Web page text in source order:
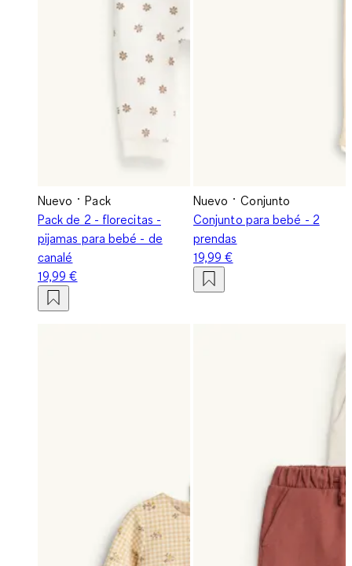
Nuevo
Pack
Pack de 2 - florecitas -
pijamas para bebé - de
canalé
19,99 €
Nuevo
Conjunto
Conjunto para bebé - 2
prendas
19,99 €